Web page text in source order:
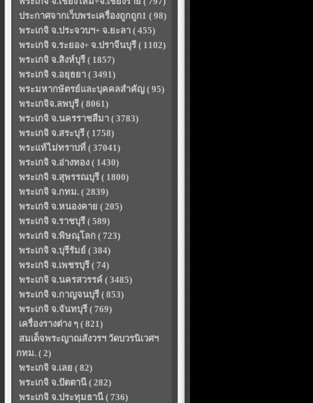
ประกาศจากเว็บพระเครื่องถูกถูก1 ( 98)
พระเกจิ จ.ประจวบฯ+ จ.ยะลา ( 455)
พระเกจิ จ.ระยอง+ จ.ปราจีนบุรี ( 1102)
พระเกจิ จ.สิงห์บุรี ( 1857)
พระเกจิ จ.อยุธยา ( 3491)
พระมหากษัตรย์และบุคคลสำคัญ ( 95)
พระเกจิจ.ลพบุรี ( 8061)
พระเกจิ จ.นครราชสีมา ( 3783)
พระเกจิ จ.สระบุรี ( 1758)
พระแท้ไม่ทราบที่ ( 37041)
พระเกจิ จ.อ่างทอง ( 1430)
พระเกจิ จ.สุพรรณบุรี ( 1800)
พระเกจิ จ.กทม. ( 2839)
พระเกจิ จ.หนองคาย ( 205)
พระเกจิ จ.ราชบุรี ( 589)
พระเกจิ จ.พิษณุโลก ( 723)
พระเกจิ จ.บุรีรัมย์ ( 384)
พระเกจิ จ.เพชรบุรี ( 74)
พระเกจิ จ.นครสวรรค์ ( 3485)
พระเกจิ จ.กาญจนบุรี ( 853)
พระเกจิ จ.จันทบุรี ( 769)
เครื่องรางต่าง ๆ ( 821)
สมเด็จพระญาณสังวรฯ วัดบวรนิเวศฯ
กทม. ( 2)
พระเกจิ จ.เลย ( 82)
พระเกจิ จ.ปัตตานี ( 282)
พระเกจิ จ.ประทุมธานี ( 736)